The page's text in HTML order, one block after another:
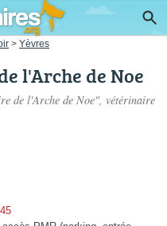
> Yèvres
l'Arche de Noe
de l'Arche de Noe", vétérinaire